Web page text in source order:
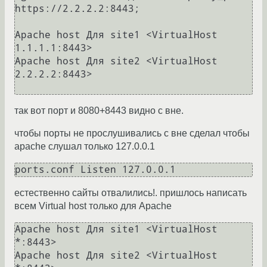
https://2.2.2.2:8443;
Apache host Для site1 <VirtualHost
1.1.1.1:8443>
Apache host Для site2 <VirtualHost
2.2.2.2:8443>
так вот порт и 8080+8443 видно с вне.
чтобы порты не прослушивались с вне сделал чтобы
apache слушал только 127.0.0.1
ports.conf Listen 127.0.0.1
естественно сайты отвалились!. пришлось написать
всем Virtual host только для Apache
Apache host Для site1 <VirtualHost
*:8443>
Apache host Для site2 <VirtualHost